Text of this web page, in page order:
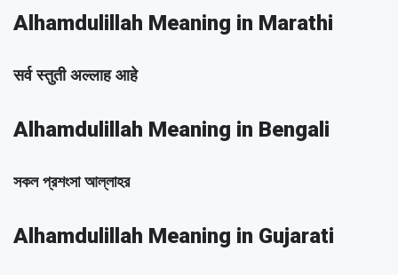
Alhamdulillah Meaning in Marathi
सर्व स्तुती अल्लाह आहे
Alhamdulillah Meaning in Bengali
সকল প্রশংসা আল্লাহর
Alhamdulillah Meaning in Gujarati